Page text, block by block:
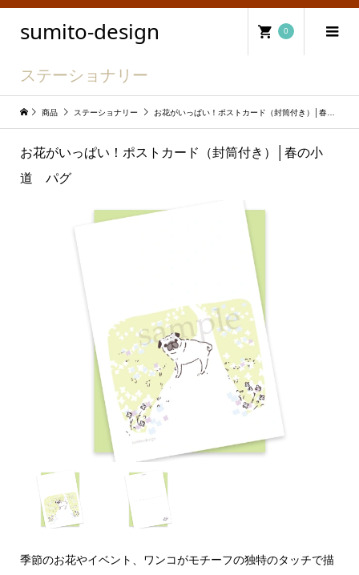
sumito-design 0
ステーショナリー
商品 ステーショナリー お花がいっぱい！ポストカード（封筒付き）│春の小道 パグ
お花がいっぱい！ポストカード（封筒付き）│春の小
道 パグ
季節のお花やイベント、ワンコがモチーフの独特のタッチで描